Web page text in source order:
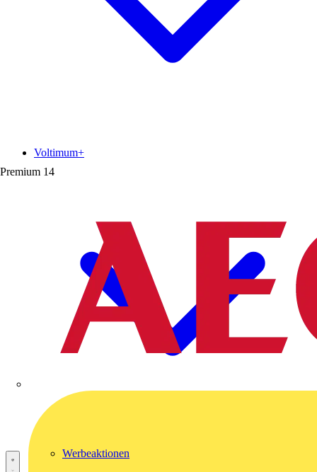
Premium 14
Voltimum+
Werbeaktionen